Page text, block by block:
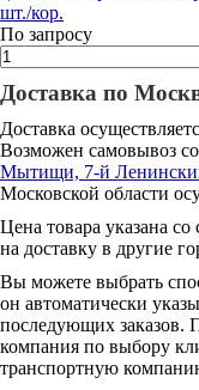
шт./кор.
По запросу
Доставка по
Доставка
Возможен самовывоз
Мытищи, 7-й
Московской области
Цена товара указана
на доставку в другие
Вы можете выбрать
он автоматически
последующих заказов.
компания по выбору
транспортную